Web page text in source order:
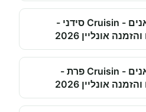
השכרת קרוואנים - Cruisin סידני -
אונליין 2026
השכרת קרוואנים - Cruisin פרת -
אונליין 2026